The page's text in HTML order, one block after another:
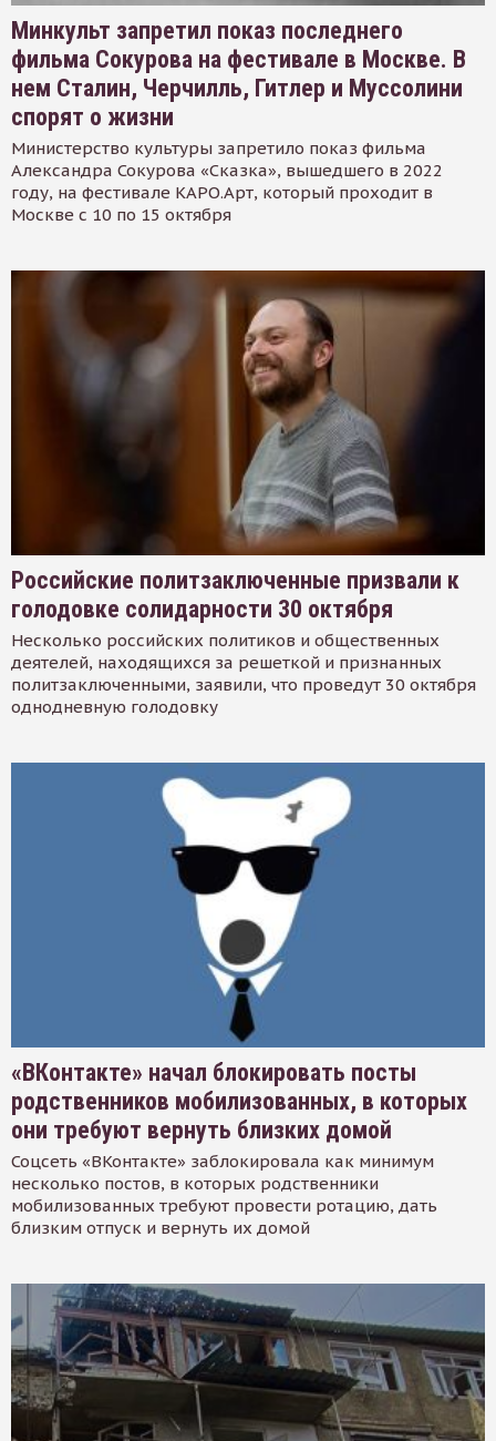
Минкульт запретил показ последнего
фильма Сокурова на фестивале в Москве. В
нем Сталин, Черчилль, Гитлер и Муссолини
спорят о жизни
Министерство культуры запретило показ фильма
Александра Сокурова «Сказка», вышедшего в 2022
году, на фестивале КАРО.Арт, который проходит в
Москве с 10 по 15 октября
Российские политзаключенные призвали к
голодовке солидарности 30 октября
Несколько российских политиков и общественных
деятелей, находящихся за решеткой и признанных
политзаключенными, заявили, что проведут 30 октября
однодневную голодовку
«ВКонтакте» начал блокировать посты
родственников мобилизованных, в которых
они требуют вернуть близких домой
Соцсеть «ВКонтакте» заблокировала как минимум
несколько постов, в которых родственники
мобилизованных требуют провести ротацию, дать
близким отпуск и вернуть их домой